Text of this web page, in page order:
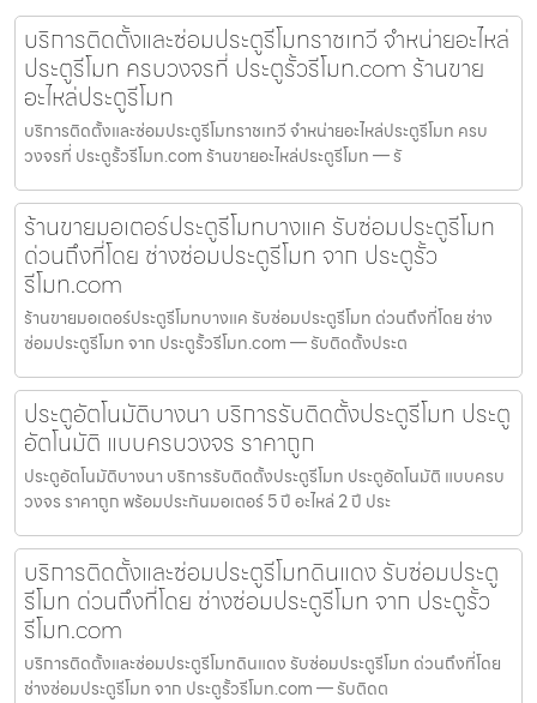
บริการติดตั้งและซ่อมประตูรีโมทราชเทวี จำหน่ายอะไหล่
ประตูรีโมท ครบวงจรที่ ประตูรั้วรีโมท.com ร้านขาย
อะไหล่ประตูรีโมท
บริการติดตั้งและซ่อมประตูรีโมทราชเทวี จำหน่ายอะไหล่ประตูรีโมท ครบ
วงจรที่ ประตูรั้วรีโมท.com ร้านขายอะไหล่ประตูรีโมท — รั
ร้านขายมอเตอร์ประตูรีโมทบางแค รับซ่อมประตูรีโมท
ด่วนถึงที่โดย ช่างซ่อมประตูรีโมท จาก ประตูรั้ว
รีโมท.com
ร้านขายมอเตอร์ประตูรีโมทบางแค รับซ่อมประตูรีโมท ด่วนถึงที่โดย ช่าง
ซ่อมประตูรีโมท จาก ประตูรั้วรีโมท.com — รับติดตั้งประต
ประตูอัตโนมัติบางนา บริการรับติดตั้งประตูรีโมท ประตู
อัตโนมัติ แบบครบวงจร ราคาถูก
ประตูอัตโนมัติบางนา บริการรับติดตั้งประตูรีโมท ประตูอัตโนมัติ แบบครบ
วงจร ราคาถูก พร้อมประกันมอเตอร์ 5 ปี อะไหล่ 2 ปี ประ
บริการติดตั้งและซ่อมประตูรีโมทดินแดง รับซ่อมประตู
รีโมท ด่วนถึงที่โดย ช่างซ่อมประตูรีโมท จาก ประตูรั้ว
รีโมท.com
บริการติดตั้งและซ่อมประตูรีโมทดินแดง รับซ่อมประตูรีโมท ด่วนถึงที่โดย
ช่างซ่อมประตูรีโมท จาก ประตูรั้วรีโมท.com — รับติดต